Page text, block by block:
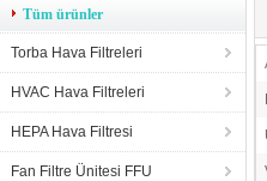
Tüm ürünler
Torba Hava Filtreleri
HVAC Hava Filtreleri
HEPA Hava Filtresi
Fan Filtre Ünitesi FFU